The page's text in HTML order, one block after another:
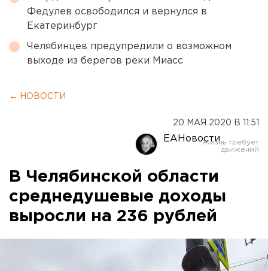
Федулев освободился и вернулся в
Екатеринбург
Челябинцев предупредили о возможном
выходе из берегов реки Миасс
← НОВОСТИ
20 МАЯ 2020 В 11:51
ЕАНовости
В Челябинской области
среднедушевые доходы
выросли на 236 рублей